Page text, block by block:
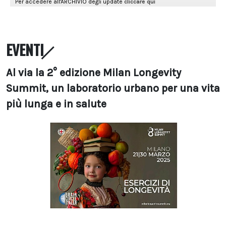
EVENTI
Al via la 2° edizione Milan Longevity
Summit, un laboratorio urbano per una vita
più lunga e in salute